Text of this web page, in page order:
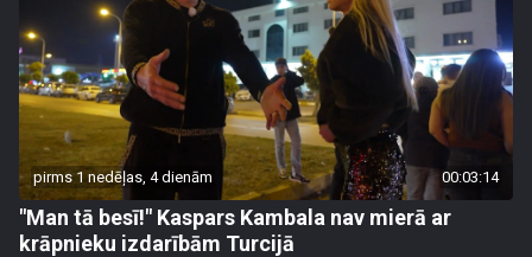
pirms 1 nedēļas, 4 dienām 00:03:14
"Man tā besī!" Kaspars Kambala nav mierā ar
krāpnieku izdarībām Turcijā